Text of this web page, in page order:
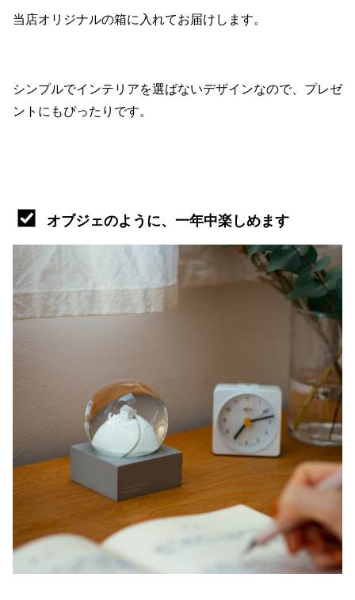
当店オリジナルの箱に入れてお届けします。
シンプルでインテリアを選ばないデザインなので、プレゼ
ントにもぴったりです。
オブジェのように、一年中楽しめます